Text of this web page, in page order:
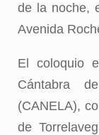
de la noche,
Avenida
El coloquio
Cántabra
(CANELA),
de